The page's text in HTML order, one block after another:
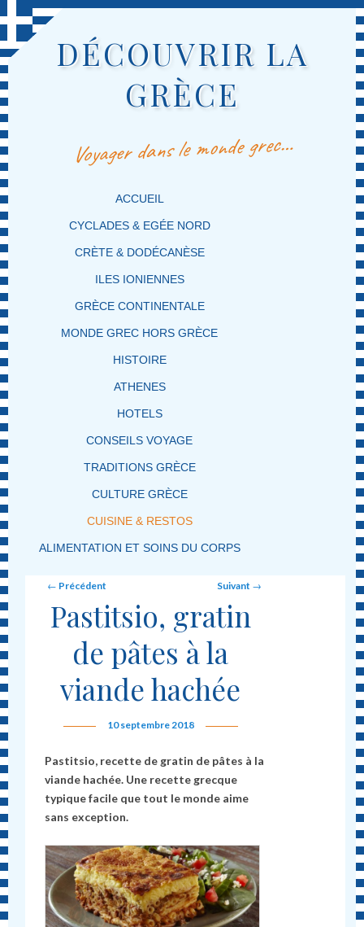
DÉCOUVRIR LA
GRÈCE
Voyager dans le monde grec…
MENU PRINCIPAL
MASQUER LA NAVIGATION PRINCIPALE
MASQUER LA NAVIGATION SECONDAIRE
ACCUEIL
CYCLADES & EGÉE NORD
CRÈTE & DODÉCANÈSE
ILES IONIENNES
GRÈCE CONTINENTALE
MONDE GREC HORS GRÈCE
HISTOIRE
ATHENES
HOTELS
CONSEILS VOYAGE
TRADITIONS GRÈCE
CULTURE GRÈCE
CUISINE & RESTOS
ALIMENTATION ET SOINS DU CORPS
Post navigation
← Précédent Suivant →
Pastitsio, gratin
de pâtes à la
viande hachée
10 septembre 2018
Pastitsio, recette de gratin de pâtes à la
viande hachée. Une recette grecque
typique facile que tout le monde aime
sans exception.